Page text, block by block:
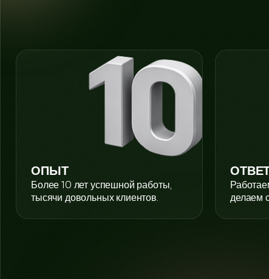
ОПЫТ
Более 10 лет успешной работы,
тысячи довольных клиентов.
делаем